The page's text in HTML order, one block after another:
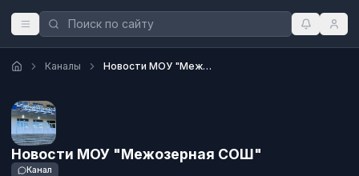
Каналы Новости МОУ "Межозерная СОШ"
Новости МОУ "Межозерная СОШ"
Канал